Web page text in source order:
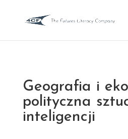
Geografia i
polityczna
inteligencji